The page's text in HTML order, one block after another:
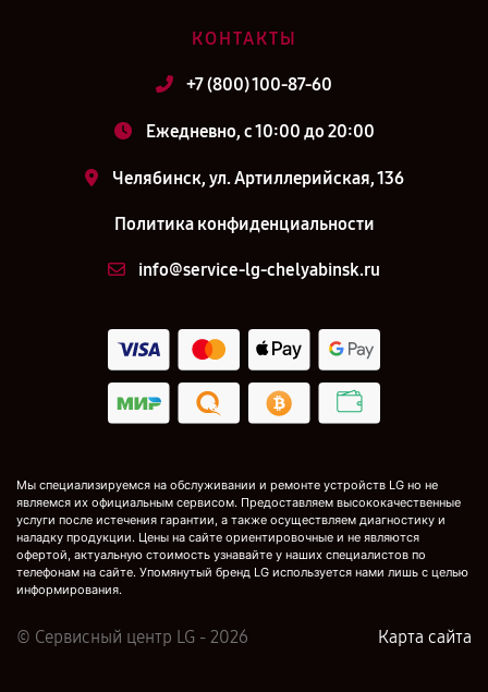
КОНТАКТЫ
+7 (800) 100-87-60
Ежедневно, с 10:00 до 20:00
Челябинск, ул. Артиллерийская, 136
Политика конфиденциальности
info@service-lg-chelyabinsk.ru
Мы специализируемся на обслуживании и ремонте устройств LG но не
являемся их официальным сервисом. Предоставляем высококачественные
услуги после истечения гарантии, а также осуществляем диагностику и
наладку продукции. Цены на сайте ориентировочные и не являются
офертой, актуальную стоимость узнавайте у наших специалистов по
телефонам на сайте. Упомянутый бренд LG используется нами лишь с целью
информирования.
© Сервисный центр LG - 2026 Карта сайта